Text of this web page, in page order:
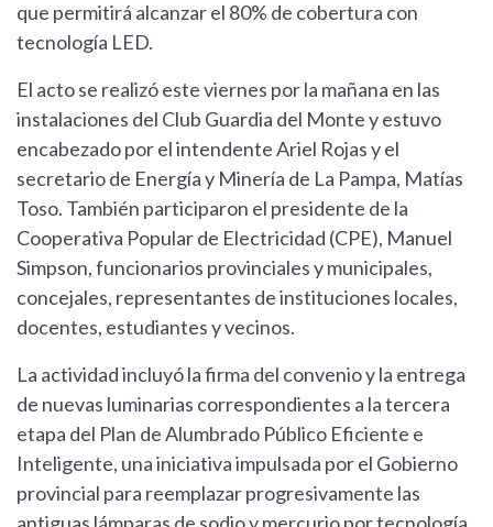
que permitirá alcanzar el 80% de cobertura con
tecnología LED.
El acto se realizó este viernes por la mañana en las
instalaciones del Club Guardia del Monte y estuvo
encabezado por el intendente Ariel Rojas y el
secretario de Energía y Minería de La Pampa, Matías
Toso. También participaron el presidente de la
Cooperativa Popular de Electricidad (CPE), Manuel
Simpson, funcionarios provinciales y municipales,
concejales, representantes de instituciones locales,
docentes, estudiantes y vecinos.
La actividad incluyó la firma del convenio y la entrega
de nuevas luminarias correspondientes a la tercera
etapa del Plan de Alumbrado Público Eficiente e
Inteligente, una iniciativa impulsada por el Gobierno
provincial para reemplazar progresivamente las